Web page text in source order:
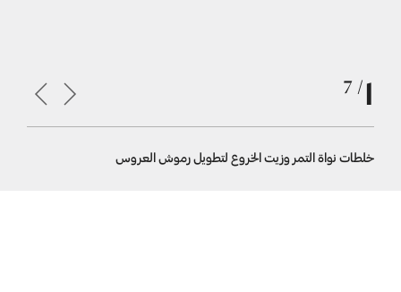
خلطات نواة التمر وزيت الخروع لتطويل رموش العروس